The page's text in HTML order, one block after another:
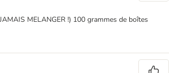
MELANGER !) 100 grammes de boîtes